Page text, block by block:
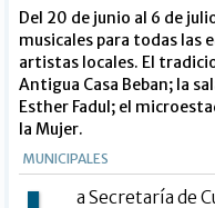
Del 20 de junio al 6 de
musicales para todas las
artistas locales. El
Antigua Casa Beban; la
Esther Fadul; el
la Mujer.
MUNICIPALES
a Secretaría de